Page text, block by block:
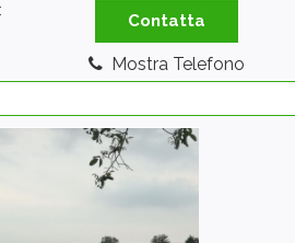
Contatta
Mostra Telefono